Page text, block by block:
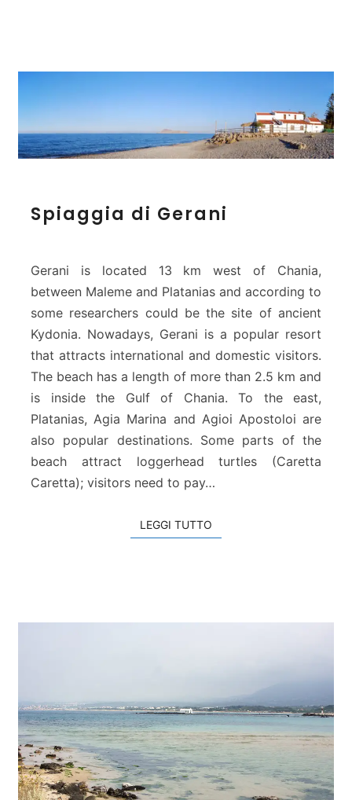
p
g
g
i
a
d
i
G
a
n
i
Spiaggia di Gerani
Gerani is located 13 km west of Chania,
between Maleme and Platanias and according to
some researchers could be the site of ancient
Kydonia. Nowadays, Gerani is a popular resort
that attracts international and domestic visitors.
The beach has a length of more than 2.5 km and
is inside the Gulf of Chania. To the east,
Platanias, Agia Marina and Agioi Apostoloi are
also popular destinations. Some parts of the
beach attract loggerhead turtles (Caretta
Caretta); visitors need to pay…
LEGGI TUTTO